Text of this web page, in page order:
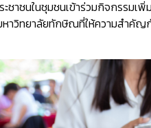
าชนในชุมชนเข้าร่วมกิจกรรมเพิ่
าวิทยาลัยทักษิณที่ให้ความสำคัญ